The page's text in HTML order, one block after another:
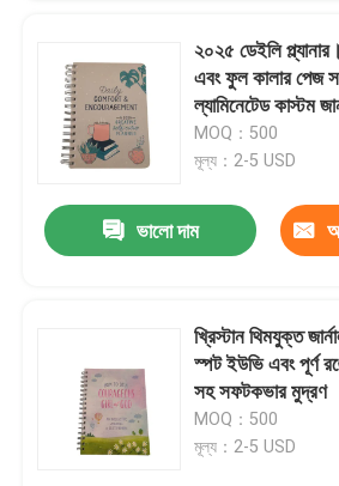
পণ্য
ভিডিও
আমাদের সম্পর্কে
যোগাযোগ করুন
২০২৫ ডেইলি
এবং ফুল কালার পেজ
ল্যামিনেটেড কাস্টম
MOQ：500
মূল্য：2-5 USD
ভালো দাম
খ্রিস্টান থিমযুক্ত
স্পট ইউভি এবং পূর্ণ
সহ সফটকভার মুদ্রণ
MOQ：500
মূল্য：2-5 USD